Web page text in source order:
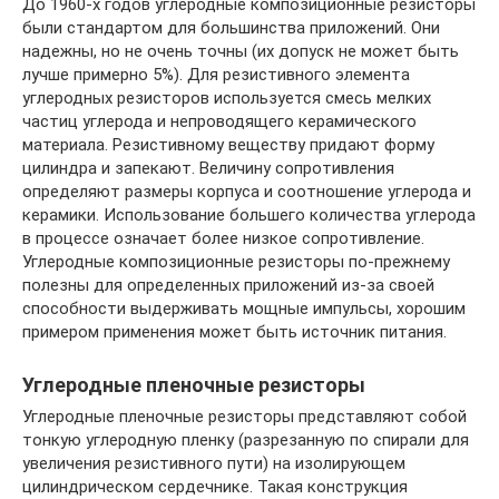
До 1960-х годов углеродные композиционные резисторы
были стандартом для большинства приложений. Они
надежны, но не очень точны (их допуск не может быть
лучше примерно 5%). Для резистивного элемента
углеродных резисторов используется смесь мелких
частиц углерода и непроводящего керамического
материала. Резистивному веществу придают форму
цилиндра и запекают. Величину сопротивления
определяют размеры корпуса и соотношение углерода и
керамики. Использование большего количества углерода
в процессе означает более низкое сопротивление.
Углеродные композиционные резисторы по-прежнему
полезны для определенных приложений из-за своей
способности выдерживать мощные импульсы, хорошим
примером применения может быть источник питания.
Углеродные пленочные резисторы
Углеродные пленочные резисторы представляют собой
тонкую углеродную пленку (разрезанную по спирали для
увеличения резистивного пути) на изолирующем
цилиндрическом сердечнике. Такая конструкция